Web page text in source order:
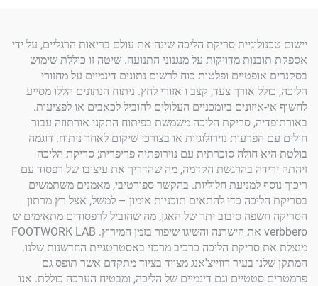
סריקת הליכה שינה את עולם בריאות הרגליים, על ידי
מדויקות על מנגנוני התנועה. שיטה זו כוללת שימוש
ופלטות כוח לרשום נתונים דינמיים על מחזורי
אורך צעד, קצב ו אזורי לחץ. ניתוח הנתונים הללו מסייע
ביומכניים העלולים להוביל לכאבים או לפציעות.
סריקת הליכה משמשת בפיתוח התקני אורתוזה עבור
נוירולוגיות או בצורכי שיקום לאחר ניתוח. דוגמה
חולה סוכרתית עם נוירופתיה פריפרית; סריקת הליכה
בהרגשת הקדמה, מה שהדריך את עיצובו של רפסוד עם
למניעת חלוליות. בהקשר ספורטיבי, מאמנים משתמשים
כדי להתאים תוכניות אימון – למשל, אצל רץ מרתון
סיבוב יתר של האגן, מה שהוביל לרפסודים מתאימים ש
verbbero את הישרנה והשיגו שיפור בזמן המירוץ. FOOTWORK LAB
הליכה כרכיב מרכזי באסטרטגיית החדשנות שלנו.
בעיר רווייצ'אנג מצויד בציוד מתקדם אשר תופס גם
וגם דינמיים של הליכה, ומבטיח הערכה כוללת. אנו